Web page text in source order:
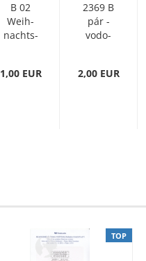
B 02
Weih­
nachts­
95 001
1,00 EUR
2369 B
pár -
vo­do­
1979
2,00 EUR
TOP